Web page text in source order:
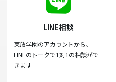
LINE相談
東放学園のアカウントから、
LINEのトークで1対1の相談がで
きます